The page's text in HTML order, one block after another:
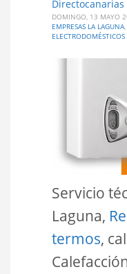
Directocanarias
DOMINGO, 13 MAYO
EMPRESAS LA LAGUNA
Servicio
Laguna,
termos,